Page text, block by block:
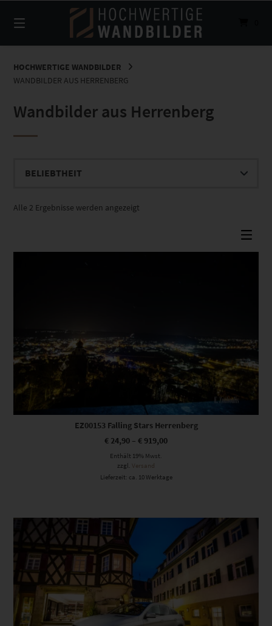
zum
Inhalt
HOCHWERTIGE WANDBILDER
WANDBILDER AUS HERRENBERG
Wandbilder aus Herrenberg
Alle 2 Ergebnisse werden angezeigt
Dieses Produkt weist mehrere Varianten auf. Die Optionen können auf der Produktseite gewählt werden
EZ00153 Falling Stars Herrenberg
€ 24,90 – € 919,00
Enthält 19% Mwst.
zzgl. Versand
Lieferzeit: ca. 10 Werktage
Dieses Produkt weist mehrere Varianten auf. Die Optionen können auf der Produktseite gewählt werden